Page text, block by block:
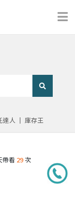
達人 ｜ 庫存王
帶看 29次